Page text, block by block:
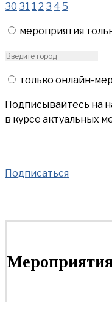
30 31 1 2 3 4 5
мероприятия
только онлайн-
Подписывайтесь на
в курсе актуальных
Подписаться
Мероприятия